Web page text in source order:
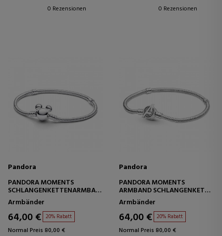
0 Rezensionen
0 Rezensionen
Pandora
PANDORA MOMENTS
SCHLANGENKETTENARMBAND
MIT DISNEY MICKEY MOUSE-
VERSCHLUSS 593061C00
Armbänder
64,00 € 20% Rabatt
Normal Preis 80,00 €
Pandora
PANDORA MOMENTS
ARMBAND SCHLANGENKETTE
MARVEL AVENGERS LOGO
VERSCHLUSS 590784C00
Armbänder
64,00 € 20% Rabatt
Normal Preis 80,00 €